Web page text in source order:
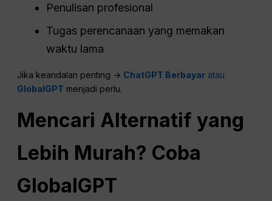
Penulisan profesional
Tugas perencanaan yang memakan
waktu lama
Jika keandalan penting → ChatGPT Berbayar atau
GlobalGPT menjadi perlu.
Mencari Alternatif yang
Lebih Murah? Coba
GlobalGPT